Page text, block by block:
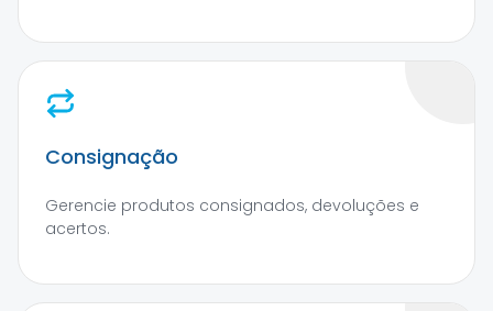
Consignação
Gerencie produtos consignados, devoluções e
acertos.